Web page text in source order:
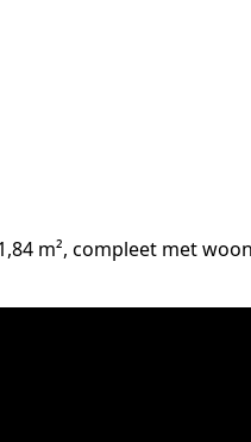
m², compleet met